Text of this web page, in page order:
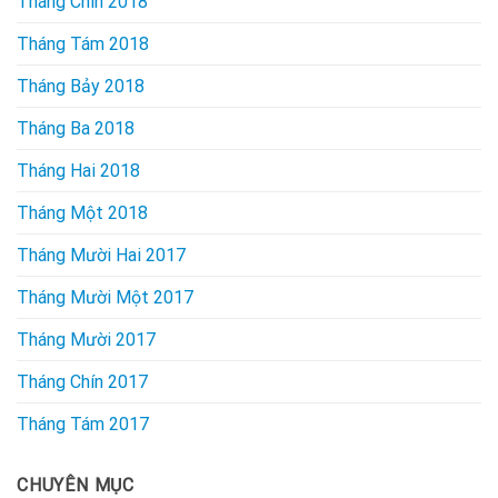
Tháng Tám 2018
Tháng Bảy 2018
Tháng Ba 2018
Tháng Hai 2018
Tháng Một 2018
Tháng Mười Hai 2017
Tháng Mười Một 2017
Tháng Mười 2017
Tháng Chín 2017
Tháng Tám 2017
CHUYÊN MỤC